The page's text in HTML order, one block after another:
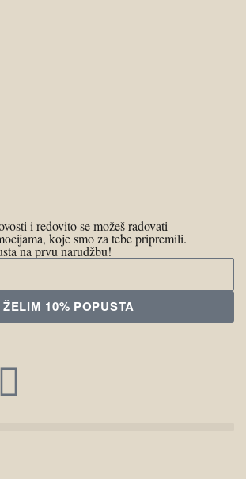
i redovito se možeš radovati
koje smo za tebe pripremili.
na prvu narudžbu!
ŽELIM 10% POPUSTA